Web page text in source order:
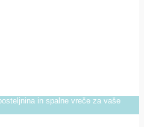
in spalne vreče za vaše